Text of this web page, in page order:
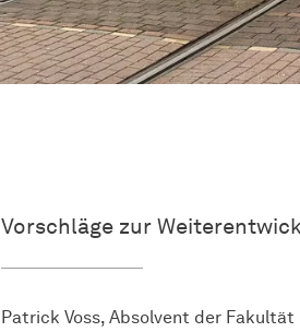
Vorschläge zur
Patrick Voss, Absolvent der